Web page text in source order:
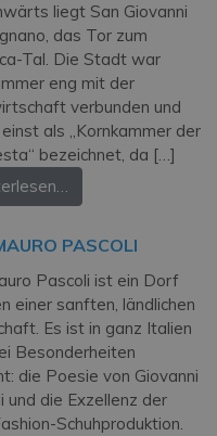
liegt San Giovanni
das Tor zum
Tal. Die Stadt war
eng mit der
verbunden und
als „Kornkammer der
bezeichnet, da […]
PASCOLI
Pascoli ist ein Dorf
einer sanften, ländlichen
Es ist in ganz Italien
Besonderheiten
die Poesie von Giovanni
und die Exzellenz der
Schuhproduktion.